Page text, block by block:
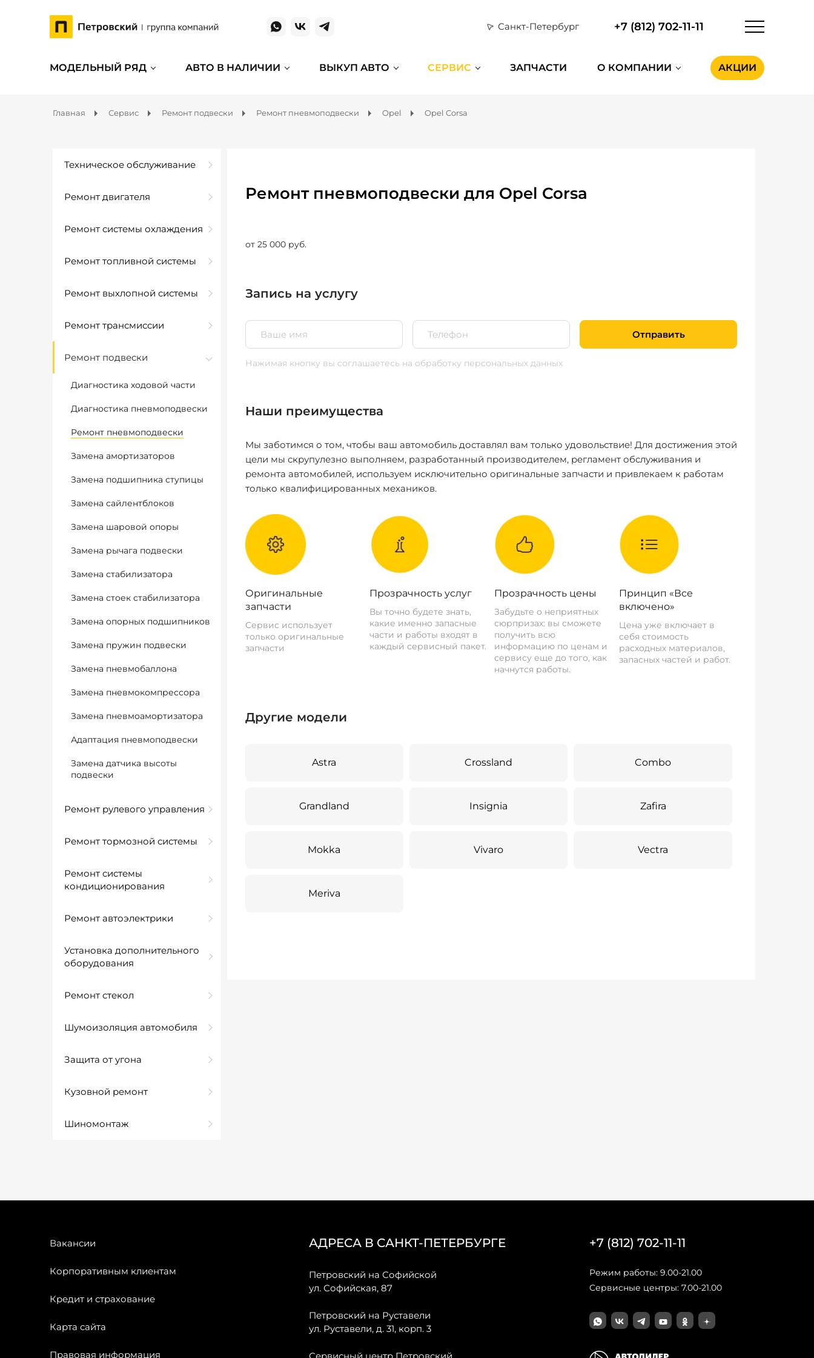
Санкт-Петербург +7 (812) 702-11-11
МОДЕЛЬНЫЙ РЯД АВТО В НАЛИЧИИ ВЫКУП АВТО СЕРВИС ЗАПЧАСТИ О КОМПАНИИ АКЦИИ
Главная Сервис Ремонт подвески Ремонт пневмоподвески Opel Opel Corsa
Техническое обслуживание
Ремонт двигателя
Ремонт системы охлаждения
Ремонт топливной системы
Ремонт выхлопной системы
Ремонт трансмиссии
Ремонт подвески
Диагностика ходовой части
Диагностика пневмоподвески
Ремонт пневмоподвески
Замена амортизаторов
Замена подшипника ступицы
Замена сайлентблоков
Замена шаровой опоры
Замена рычага подвески
Замена стабилизатора
Замена стоек стабилизатора
Замена опорных подшипников
Замена пружин подвески
Замена пневмобаллона
Замена пневмокомпрессора
Замена пневмоамортизатора
Адаптация пневмоподвески
Замена датчика высоты
подвески
Ремонт рулевого управления
Ремонт тормозной системы
Ремонт системы
кондиционирования
Ремонт автоэлектрики
Установка дополнительного
оборудования
Ремонт стекол
Шумоизоляция автомобиля
Защита от угона
Кузовной ремонт
Шиномонтаж
Ремонт пневмоподвески для Opel Corsa
от 25 000 руб.
Запись на услугу
Отправить
Нажимая кнопку вы соглашаетесь на обработку персональных данных
Наши преимущества
Мы заботимся о том, чтобы ваш автомобиль доставлял вам только удовольствие! Для достижения этой
цели мы скрупулезно выполняем, разработанный производителем, регламент обслуживания и
ремонта автомобилей, используем исключительно оригинальные запчасти и привлекаем к работам
только квалифицированных механиков.
Оригинальные
запчасти
Сервис использует
только оригинальные
запчасти
Прозрачность услуг
Вы точно будете знать,
какие именно запасные
части и работы входят в
каждый сервисный пакет.
Прозрачность цены
Забудьте о неприятных
сюрпризах: вы сможете
получить всю
информацию по ценам и
сервису еще до того, как
начнутся работы.
Принцип «Все
включено»
Цена уже включает в
себя стоимость
расходных материалов,
запасных частей и работ.
Другие модели
Astra Crossland Combo
Grandland Insignia Zafira
Mokka Vivaro Vectra
Meriva
Вакансии
Корпоративным клиентам
Кредит и страхование
Карта сайта
Правовая информация
АДРЕСА В САНКТ-ПЕТЕРБУРГЕ
Петровский на Софийской
ул. Софийская, 87
Петровский на Руставели
ул. Руставели, д. 31, корп. 3
+7 (812) 702-11-11
Режим работы: 9.00-21.00
Сервисные центры: 7.00-21.00